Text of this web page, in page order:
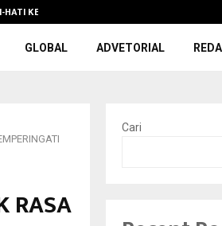
KELOLA KOPDES…
GLOBAL ADVETORIAL
RASA
Cari